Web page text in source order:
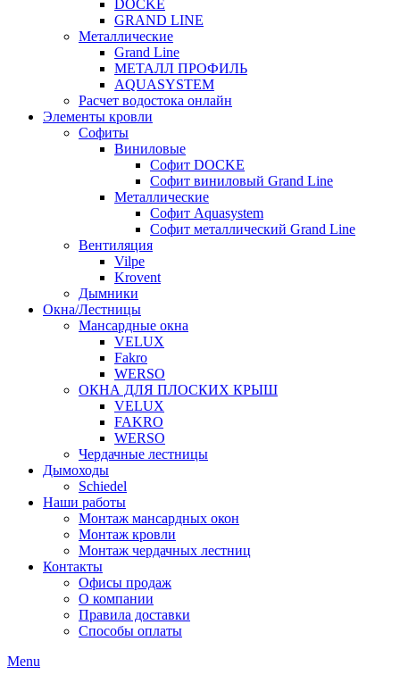
DÖCKE
GRAND LINE
Металлические
Grand Line
МЕТАЛЛ ПРОФИЛЬ
AQUASYSTEM
Расчет водостока онлайн
Элементы кровли
Софиты
Виниловые
Софит DOCKE
Софит виниловый Grand Line
Металлические
Софит Aquasystem
Софит металлический Grand Line
Вентиляция
Vilpe
Krovent
Дымники
Окна/Лестницы
Мансардные окна
VELUX
Fakro
WERSO
ОКНА ДЛЯ ПЛОСКИХ КРЫШ
VELUX
FAKRO
WERSO
Чердачные лестницы
Дымоходы
Schiedel
Наши работы
Монтаж мансардных окон
Монтаж кровли
Монтаж чердачных лестниц
Контакты
Офисы продаж
О компании
Правила доставки
Способы оплаты
Menu